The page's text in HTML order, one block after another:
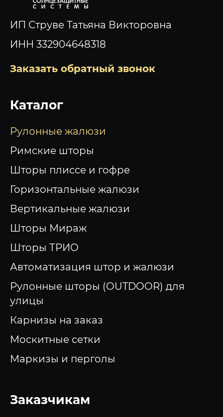
ИП Струве Татьяна Викторовна
ИНН 332904648318
Заказать обратный звонок
Каталог
Рулонные жалюзи
Римские шторы
Шторы плиссе и гофре
Горизонтальные жалюзи
Вертикальные жалюзи
Шторы Мираж
Шторы ТРИО
Автоматизация штор и жалюзи
Рулонные шторы (OUTDOOR) для
улицы
Карнизы на заказ
Москитные сетки
Маркизы и перголы
Заказчикам